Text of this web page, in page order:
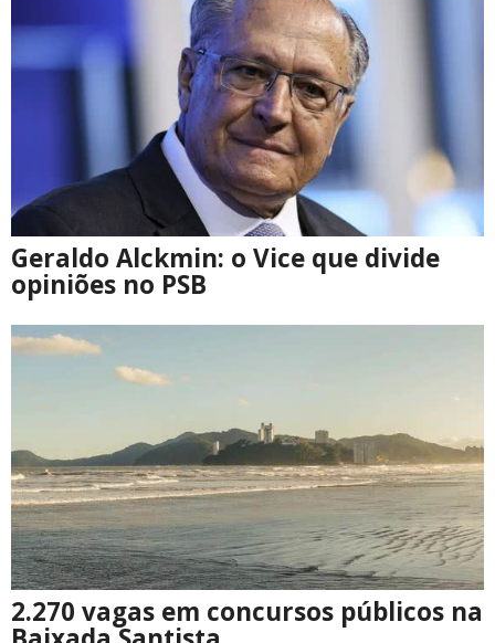
Geraldo Alckmin: o Vice que divide
opiniões no PSB
2.270 vagas em concursos públicos na